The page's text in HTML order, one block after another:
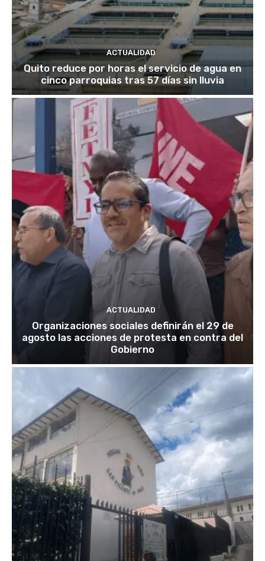
ACTUALIDAD
Quito reduce por horas el servicio de agua en
cinco parroquias tras 57 días sin lluvia
ACTUALIDAD
Organizaciones sociales definirán el 29 de
agosto las acciones de protesta en contra del
Gobierno